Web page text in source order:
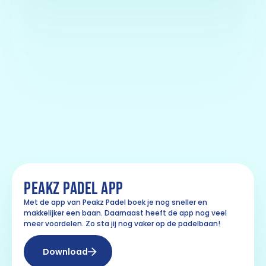
PEAKZ PADEL APP
Met de app van Peakz Padel boek je nog sneller en
makkelijker een baan. Daarnaast heeft de app nog veel
meer voordelen. Zo sta jij nog vaker op de padelbaan!
Download